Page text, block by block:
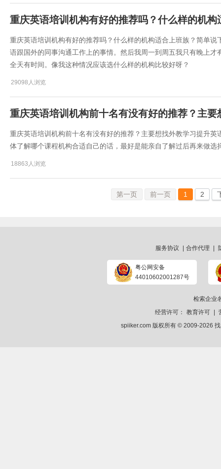
重庆英语培训机构有好的推荐吗？什么样的机构
重庆英语培训机构有好的推荐吗？什么样的机构适合上班族？简单
语跟国外的同事沟通工作上的事情。然后我周一到周五我只有晚上
全天有时间。像我这种情况应该选什么样的机构比较好呀？
29098人浏览
重庆英语培训机构前十名有没有好的推荐？主
重庆英语培训机构前十名有没有好的推荐？主要想找外教学习提升
体了解哪个课程机构合适自己的话，最好是能亲自了解过后再来做选
18863人浏览
第一页 前一页 1 2
服务协议 合作代理
粤公网安备
44010602001287号
检索企业
经营许可：
教育许可
spiiker.com 版权所有 © 2009-2026